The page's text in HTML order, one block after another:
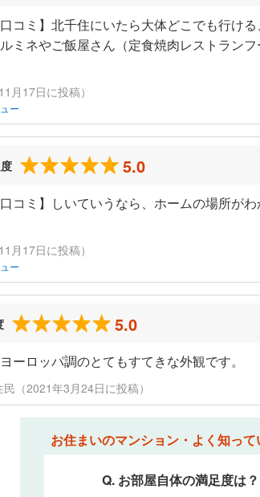
口コミ】北千住にいたら大体どこでも行け
ミネやご飯屋さん（定食焼肉レストラン
月17日に投稿）
ー
5.0
口コミ】しいていうなら、ホームの場所が
月17日に投稿）
ー
5.0
ーロッパ調のとてもすてきな外観です。
（2021年3月24日に投稿）
お住まいのマンション・よく知っ
Q. お部屋自体の満足度は？